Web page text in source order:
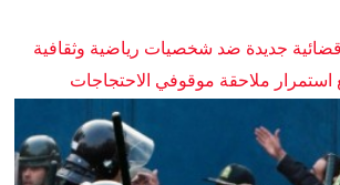
قضائية جديدة ضد شخصيات رياضية وثقافية
استمرار ملاحقة موقوفي الاحتجاجات